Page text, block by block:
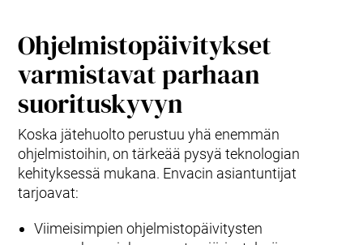
Ohjelmistopäivitykset
varmistavat parhaan
suorituskyvyn
Koska jätehuolto perustuu yhä enemmän
ohjelmistoihin, on tärkeää pysyä teknologian
kehityksessä mukana. Envacin asiantuntijat
tarjoavat:
Viimeisimpien ohjelmistopäivitysten